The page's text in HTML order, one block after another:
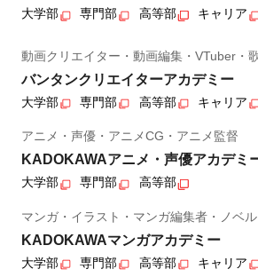
大学部 専門部 高等部 キャリア
動画クリエイター・動画編集・VTuber・
バンタンクリエイターアカデミー
大学部 専門部 高等部 キャリア
アニメ・声優・アニメCG・アニメ監督
KADOKAWAアニメ・声優アカデミ
大学部 専門部 高等部
マンガ・イラスト・マンガ編集者・ノベル
KADOKAWAマンガアカデミー
大学部 専門部 高等部 キャリア